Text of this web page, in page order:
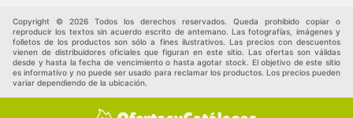
Copyright © 2026 Todos los derechos reservados. Queda prohibido copiar o
reproducir los textos sin acuerdo escrito de antemano. Las fotografías, imágenes y
folletos de los productos son sólo a fines ilustrativos. Las precios con descuentos
vienen de distribuidores oficiales que figuran en este sitio. Las ofertas son válidas
desde y hasta la fecha de vencimiento o hasta agotar stock. El objetivo de este sitio
es informativo y no puede ser usado para reclamar los productos. Los precios pueden
variar dependiendo de la ubicación.